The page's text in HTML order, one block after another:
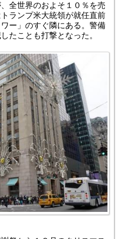
全世界のおよそ１０％を売
ランプ米大統領が就任直前
ー」のすぐ隣にある。警備
たことも打撃となった。